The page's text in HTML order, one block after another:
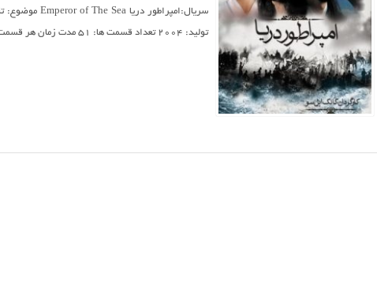
تولید: ۲۰۰۴ تعداد قسمت ها: ۵۱ مدت زمان هر قسمت: ۶۰ دقیقه ...